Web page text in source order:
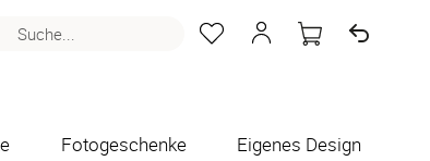
Suche...
Fotogeschenke Eigenes Design